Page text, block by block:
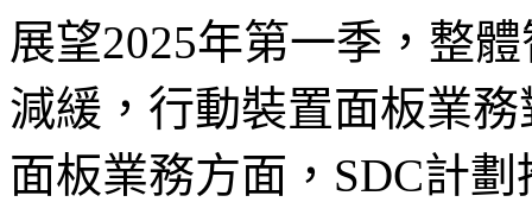
展望2025年第一季，整
減緩，行動裝置面板業
面板業務方面，SDC計